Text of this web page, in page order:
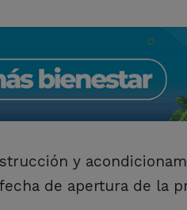
y
de apertura de la